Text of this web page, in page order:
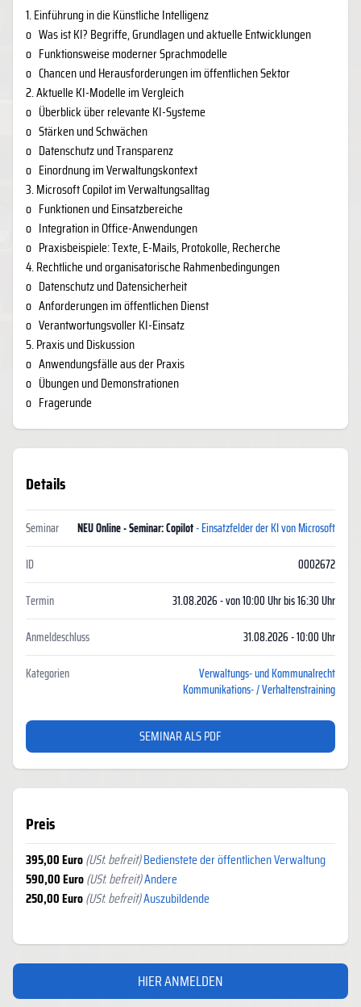
​1. Einführung in die Künstliche Intelligenz
o Was ist KI? Begriffe, Grundlagen und aktuelle Entwicklungen
o Funktionsweise moderner Sprachmodelle
o Chancen und Herausforderungen im öffentlichen Sektor
2. Aktuelle KI-Modelle im Vergleich
o Überblick über relevante KI-Systeme
o Stärken und Schwächen
o Datenschutz und Transparenz
o Einordnung im Verwaltungskontext
3. Microsoft Copilot im Verwaltungsalltag
o Funktionen und Einsatzbereiche
o Integration in Office-Anwendungen
o Praxisbeispiele: Texte, E-Mails, Protokolle, Recherche
4. Rechtliche und organisatorische Rahmenbedingungen
o Datenschutz und Datensicherheit
o Anforderungen im öffentlichen Dienst
o Verantwortungsvoller KI-Einsatz
5. Praxis und Diskussion
o Anwendungsfälle aus der Praxis
o Übungen und Demonstrationen
o Fragerunde
Details
Seminar NEU Online - Seminar: Copilot- Einsatzfelder der KI von Microsoft
ID 0002672
Termin 31.08.2026 - von 10:00 Uhr bis 16:30 Uhr
Anmeldeschluss 31.08.2026 - 10:00 Uhr
Kategorien
Verwaltungs- und Kommunalrecht
Kommunikations- / Verhaltenstraining
SEMINAR ALS PDF
Preis
395,00 Euro(USt. befreit)Bedienstete der öffentlichen Verwaltung
590,00 Euro(USt. befreit)Andere
250,00 Euro(USt. befreit)Auszubildende
HIER ANMELDEN